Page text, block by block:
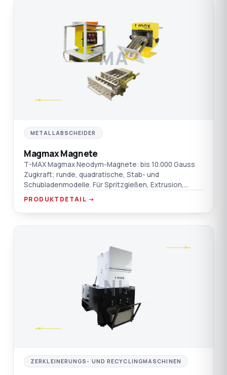
MA
METALLABSCHEIDER
Magmax Magnete
T-MAX Magmax Neodym-Magnete: bis 10.000 Gauss
Zugkraft; runde, quadratische, Stab- und
Schubladenmodelle. Für Spritzgießen, Extrusion,
Blasformen und Folie.
PRODUKTDETAIL →
NI
ZERKLEINERUNGS- UND RECYCLINGMASCHINEN